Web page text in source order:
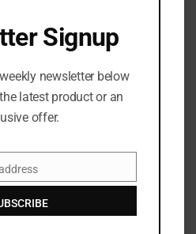
Signup
newsletter below
latest product or an
offer.